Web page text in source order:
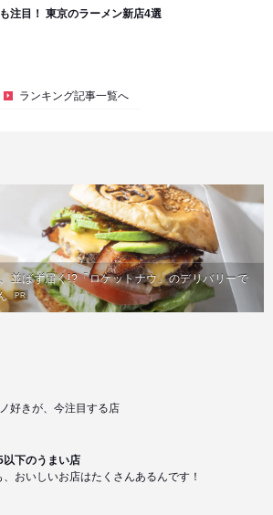
注目！ 東京のラーメン新店4選
ランキング記事一覧へ
並ばず届く!?「ロケットナウ」のデリバリーで
PR
好きが、今注目する店
以下のうまい店
おいしいお店はたくさんあるんです！